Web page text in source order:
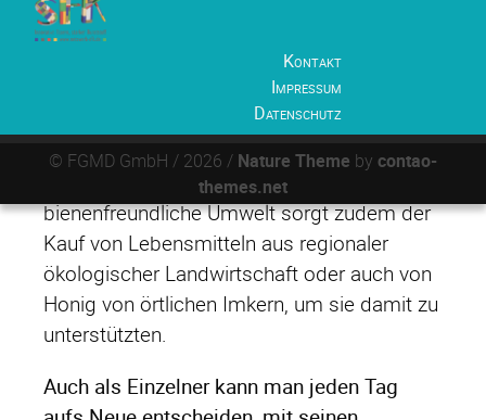
wiederum unzählige Tierarten als
Nahrungsgrundlage angewiesen sind.
Man kann den Bienen ganz einfach helfen,
indem man bienenfreundliche Blumen
anpflanzt und im Garten natürliche
Nistplätze gestaltet. Für eine
bienenfreundliche Umwelt sorgt zudem der
Kauf von Lebensmitteln aus regionaler
ökologischer Landwirtschaft oder auch von
Honig von örtlichen Imkern, um sie damit zu
unterstützten.
Auch als Einzelner kann man jeden Tag
Kontakt
Impressum
Datenschutz
© FGMD GmbH / 2026 / Nature Theme by contao-
themes.net